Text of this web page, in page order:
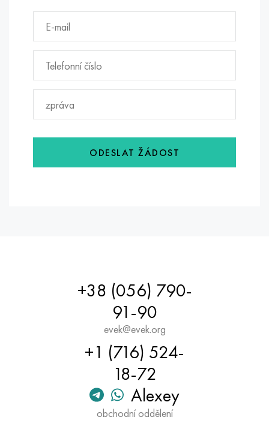
ODESLAT ŽÁDOST
+38 (056) 790-
91-90
evek@evek.org
+1 (716) 524-
18-72
Alexey
obchodní oddělení